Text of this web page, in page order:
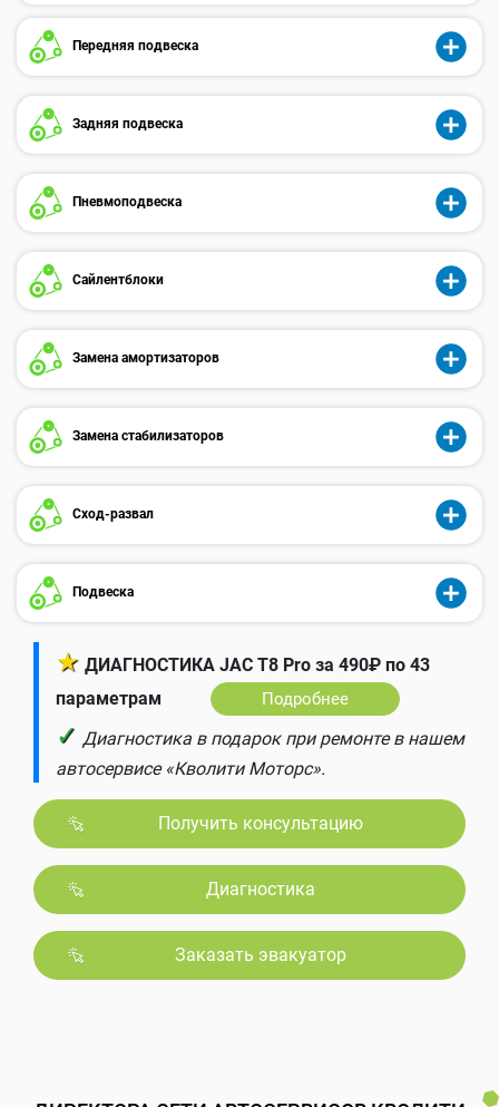
Передняя подвеска
Задняя подвеска
Пневмоподвеска
Сайлентблоки
Замена амортизаторов
Замена стабилизаторов
Сход-развал
Подвеска
★ ДИАГНОСТИКА JAC T8 Pro за 490₽ по 43
параметрам
Подробнее
✓ Диагностика в подарок при ремонте в нашем
автосервисе «Кволити Моторс».
Получить консультацию
Диагностика
Заказать эвакуатор